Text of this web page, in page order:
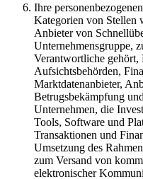
Ihre
Kategorien von Stellen
Anbieter von
Unternehmensgruppe,
Verantwortliche gehört,
Aufsichtsbehörden,
Marktdatenanbieter,
Betrugsbekämpfung
Unternehmen, die
Tools, Software und
Transaktionen und
Umsetzung des
zum Versand von
elektronischer